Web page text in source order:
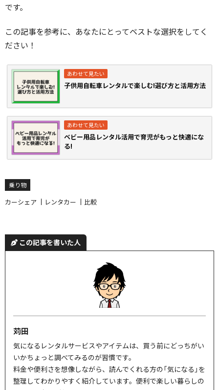
です。
この記事を参考に、あなたにとってベストな選択をしてく
ださい！
子供用自転車レンタルで楽しむ!選び方と活用方法
ベビー用品レンタル活用で育児がもっと快適にな
る!
乗り物
カーシェア レンタカー 比較
この記事を書いた人
苅田
気になるレンタルサービスやアイテムは、買う前にどっちがい
いかちょっと調べてみるのが習慣です。
料金や便利さを想像しながら、読んでくれる方の「気になる」を
整理してわかりやすく紹介しています。便利で楽しい暮らしの